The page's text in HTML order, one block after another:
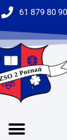
61 879 80 90